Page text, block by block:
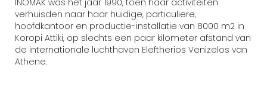
verhuisden naar haar huidige, particuliere,
hoofdkantoor en productie-installatie van 8000 m2 in
Koropi Attiki, op slechts een paar kilometer afstand van
de internationale luchthaven Eleftherios Venizelos van
Athene.